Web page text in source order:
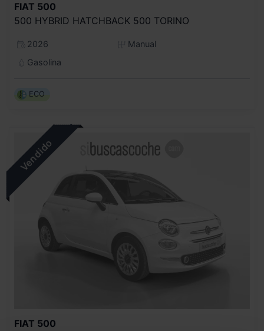
FIAT 500
500 HYBRID HATCHBACK 500 TORINO
2026
Manual
Gasolina
ECO
FIAT 500